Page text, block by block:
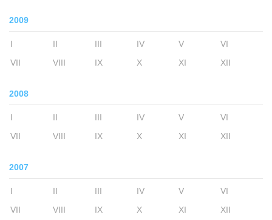
2009
I II III IV V
VI
VII
VIII IX X XI XII
2008
I II III IV V
VI
VII
VIII IX X XI XII
2007
I II III IV V
VI
VII
VIII IX X XI XII